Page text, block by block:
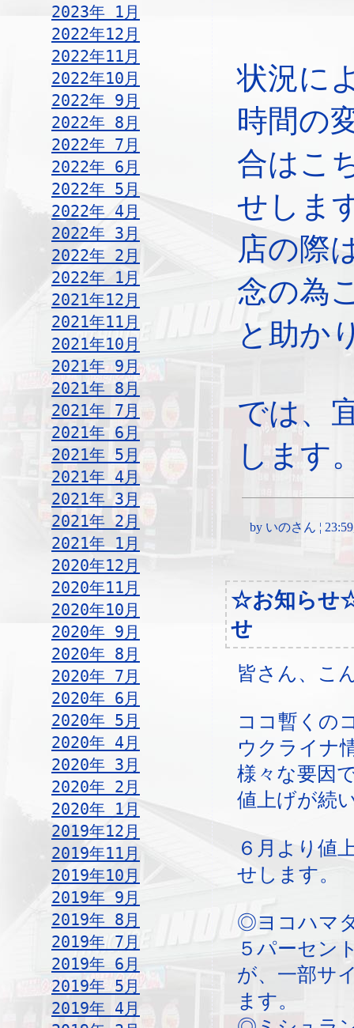
2023年 1月
2022年12月
2022年11月
2022年10月
2022年 9月
2022年 8月
2022年 7月
2022年 6月
2022年 5月
2022年 4月
2022年 3月
2022年 2月
2022年 1月
2021年12月
2021年11月
2021年10月
2021年 9月
2021年 8月
2021年 7月
2021年 6月
2021年 5月
2021年 4月
2021年 3月
2021年 2月
2021年 1月
2020年12月
2020年11月
2020年10月
2020年 9月
2020年 8月
2020年 7月
2020年 6月
2020年 5月
2020年 4月
2020年 3月
2020年 2月
2020年 1月
2019年12月
2019年11月
2019年10月
2019年 9月
2019年 8月
2019年 7月
2019年 6月
2019年 5月
2019年 4月
状況に
時間の
合はこ
せしま
店の際
念の為
と助か
では、
します
by いのさん ¦
☆お知らせ
せ
皆さん、こ
ココ暫くの
ウクライナ
様々な要因
値上げが続
６月より値
せします。
◎ヨコハマ
５パーセン
が、一部サ
ます。